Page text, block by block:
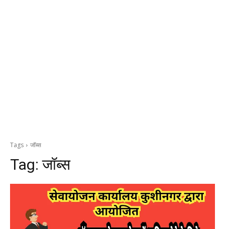
Tags जॉब्स
Tag:जॉब्स